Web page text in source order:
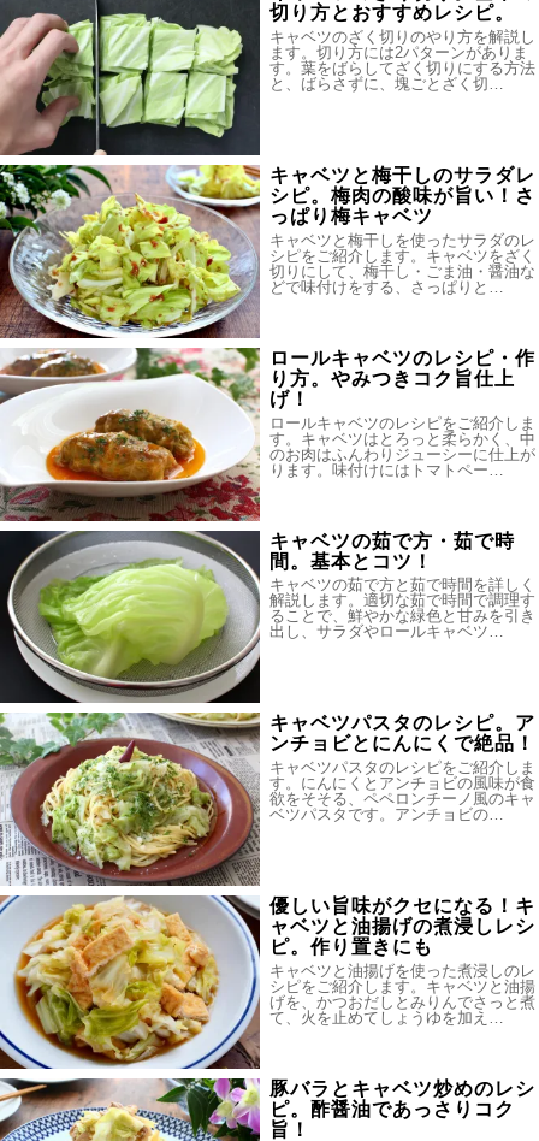
切り方とおすすめレシピ。
キャベツのざく切りのやり方を解説し
ます。切り方には2パターンがありま
す。葉をばらしてざく切りにする方法
と、ばらさずに、塊ごとざく切…
キャベツと梅干しのサラダレ
シピ。梅肉の酸味が旨い！さ
っぱり梅キャベツ
キャベツと梅干しを使ったサラダのレ
シピをご紹介します。キャベツをざく
切りにして、梅干し・ごま油・醤油な
どで味付けをする、さっぱりと…
ロールキャベツのレシピ・作
り方。やみつきコク旨仕上
げ！
ロールキャベツのレシピをご紹介しま
す。キャベツはとろっと柔らかく、中
のお肉はふんわりジューシーに仕上が
ります。味付けにはトマトペー…
キャベツの茹で方・茹で時
間。基本とコツ！
キャベツの茹で方と茹で時間を詳しく
解説します。適切な茹で時間で調理す
ることで、鮮やかな緑色と甘みを引き
出し、サラダやロールキャベツ…
キャベツパスタのレシピ。ア
ンチョビとにんにくで絶品！
キャベツパスタのレシピをご紹介しま
す。にんにくとアンチョビの風味が食
欲をそそる、ペペロンチーノ風のキャ
ベツパスタです。アンチョビの…
優しい旨味がクセになる！キ
ャベツと油揚げの煮浸しレシ
ピ。作り置きにも
キャベツと油揚げを使った煮浸しのレ
シピをご紹介します。キャベツと油揚
げを、かつおだしとみりんでさっと煮
て、火を止めてしょうゆを加え…
豚バラとキャベツ炒めのレシ
ピ。酢醤油であっさりコク
旨！